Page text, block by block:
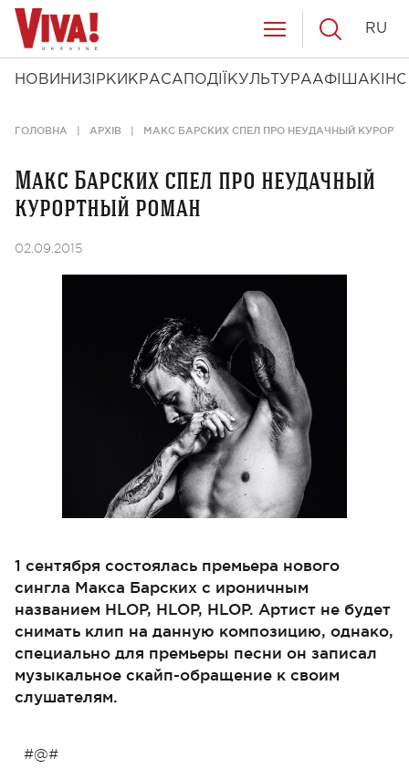
НОВИНИ ЗІРКИ КРАСА ПОДІЇ КУЛЬТУРААФІША КІНО
RU
ГОЛОВНА АРХІВ МАКС БАРСКИХ СПЕЛ ПРО НЕУДАЧНЫЙ
Макс Барских спел про неудачный
курортный роман
02.09.2015
1 сентября состоялась премьера нового
сингла Макса Барских с ироничным
названием HLOP, HLOP, HLOP. Артист не будет
снимать клип на данную композицию, однако,
специально для премьеры песни он записал
музыкальное скайп-обращение к своим
слушателям.
#@#